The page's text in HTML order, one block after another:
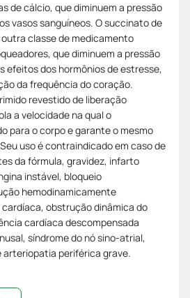
de cálcio, que diminuem a pressão
vasos sanguíneos. O succinato de
classe de medicamento
que diminuem a pressão
efeitos dos hormônios de estresse,
da frequência do coração.
revestido de liberação
a velocidade na qual o
para o corpo e garante o mesmo
uso é contraindicado em caso de
da fórmula, gravidez, infarto
instável, bloqueio
hemodinamicamente
obstrução dinâmica do
cardíaca descompensada
síndrome do nó sino-atrial,
arteriopatia periférica grave.